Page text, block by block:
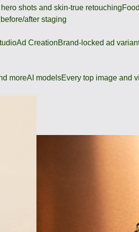
shots and skin-true retouching
after staging
Ad CreationBrand-locked ad
moreAI modelsEvery top image and